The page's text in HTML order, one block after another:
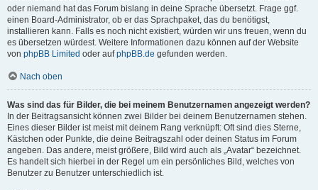
oder niemand hat das Forum bislang in deine Sprache übersetzt. Frage ggf.
einen Board-Administrator, ob er das Sprachpaket, das du benötigst,
installieren kann. Falls es noch nicht existiert, würden wir uns freuen, wenn du
es übersetzen würdest. Weitere Informationen dazu können auf der Website
von phpBB Limited oder aufphpBB.de gefunden werden.
Nach oben
Was sind das für Bilder, die bei meinem Benutzernamen angezeigt werden?
In der Beitragsansicht können zwei Bilder bei deinem Benutzernamen stehen.
Eines dieser Bilder ist meist mit deinem Rang verknüpft: Oft sind dies Sterne,
Kästchen oder Punkte, die deine Beitragszahl oder deinen Status im Forum
angeben. Das andere, meist größere, Bild wird auch als „Avatar“ bezeichnet.
Es handelt sich hierbei in der Regel um ein persönliches Bild, welches von
Benutzer zu Benutzer unterschiedlich ist.